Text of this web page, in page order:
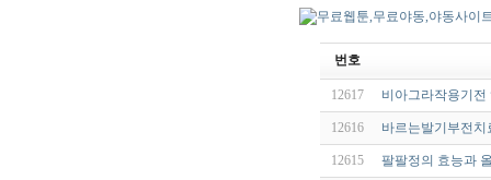
번호
12617 비아그라작용기
12616 바르는발기부전
12615 팔팔정의 효능과